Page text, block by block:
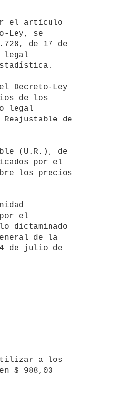
Ley, se
de 17 de
legal
de los
legal
de
por el
los precios
el
dictaminado
de la
de julio de
$ 988,03